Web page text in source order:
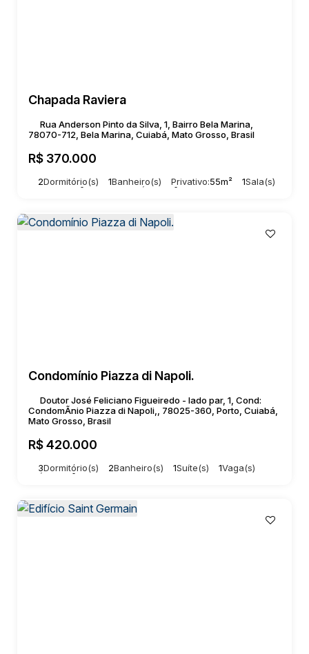
Chapada Raviera
R$ 370.000
Rua Anderson Pinto da Silva, 1, Bairro Bela Marina,
78070-712, Bela Marina, Cuiabá, Mato Grosso, Brasil
2Dormitório(s) 1Banheiro(s) Privativo:55m² 1Sala(s)
55m² Útil: 55m²
Condomínio Piazza di Napoli.
R$420.000
Doutor José Feliciano Figueiredo - lado par, 1, Cond:
CondomÃnio Piazza di Napoli,, 78025-360, Porto, Cuiabá,
Mato Grosso, Brasil
3Dormitório(s) 2Banheiro(s) 1Suíte(s) 1Vaga(s)
Útil:
70m²